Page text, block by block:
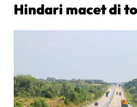
Hindari macet di